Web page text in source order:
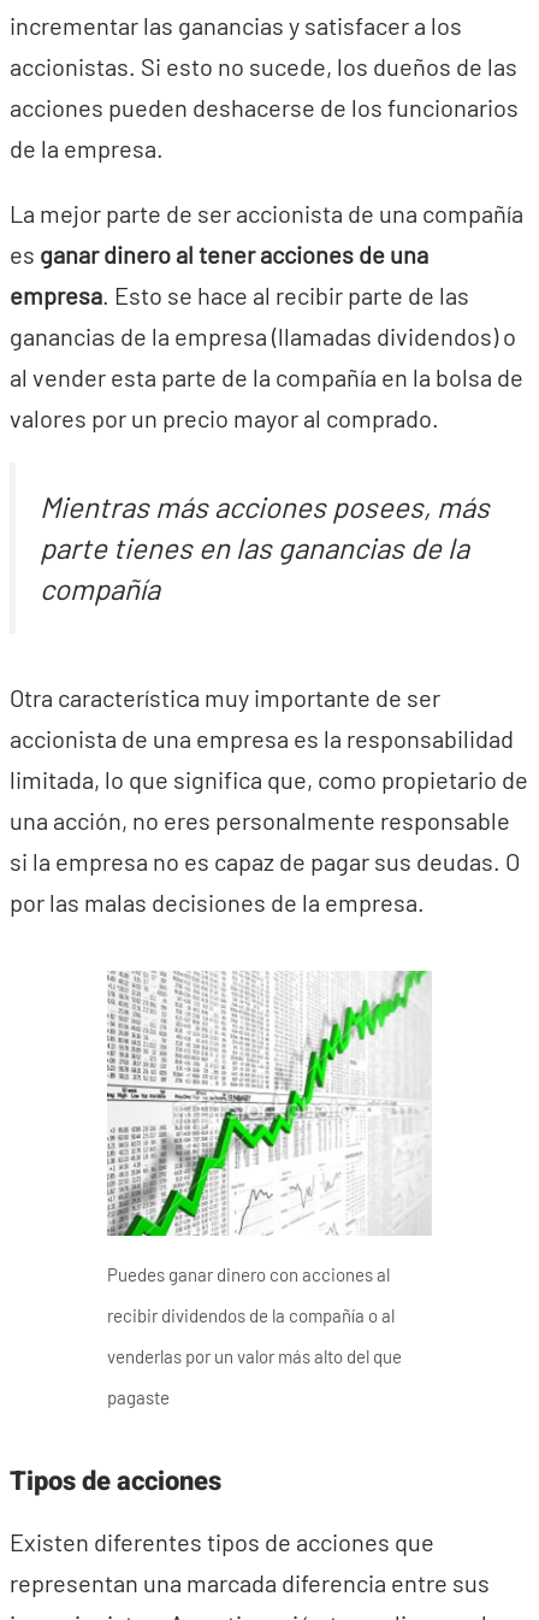
incrementar las ganancias y satisfacer a los
accionistas. Si esto no sucede, los dueños de las
acciones pueden deshacerse de los funcionarios
de la empresa.
La mejor parte de ser accionista de una compañía
es ganar dinero al tener acciones de una
empresa . Esto se hace al recibir parte de las
ganancias de la empresa (llamadas dividendos) o
al vender esta parte de la compañía en la bolsa de
valores por un precio mayor al comprado.
Mientras más acciones posees, más
parte tienes en las ganancias de la
compañía
Otra característica muy importante de ser
accionista de una empresa es la responsabilidad
limitada, lo que significa que, como propietario de
una acción, no eres personalmente responsable
si la empresa no es capaz de pagar sus deudas. O
por las malas decisiones de la empresa.
Puedes ganar dinero con acciones al
recibir dividendos de la compañía o al
venderlas por un valor más alto del que
pagaste
Tipos de acciones
Existen diferentes tipos de acciones que
representan una marcada diferencia entre sus